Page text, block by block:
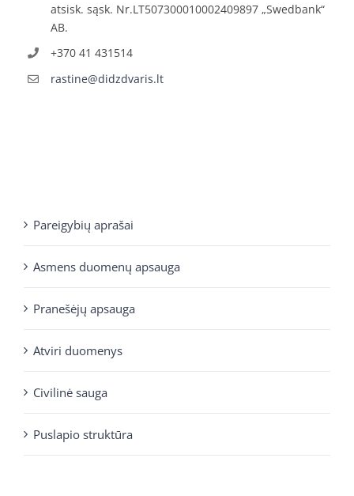
atsisk. sąsk. Nr.LT507300010002409897 „Swedbank“
AB.
+370 41 431514
rastine@didzdvaris.lt
Pareigybių aprašai
Asmens duomenų apsauga
Pranešėjų apsauga
Atviri duomenys
Civilinė sauga
Puslapio struktūra